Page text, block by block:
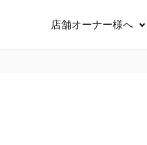
店舗オーナー様へ